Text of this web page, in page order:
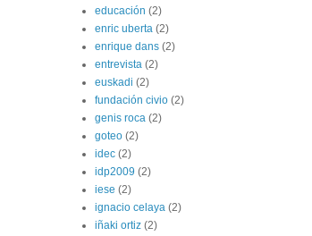
educación (2)
enric uberta (2)
enrique dans (2)
entrevista (2)
euskadi (2)
fundación civio (2)
genis roca (2)
goteo (2)
idec (2)
idp2009 (2)
iese (2)
ignacio celaya (2)
iñaki ortiz (2)